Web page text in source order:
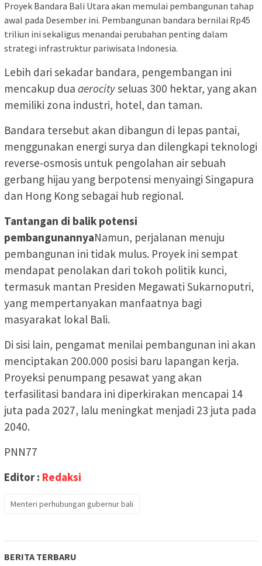
Proyek Bandara Bali Utara akan memulai pembangunan tahap
awal pada Desember ini. Pembangunan bandara bernilai Rp45
triliun ini sekaligus menandai perubahan penting dalam
strategi infrastruktur pariwisata Indonesia.
Lebih dari sekadar bandara, pengembangan ini
mencakup dua aerocityseluas 300 hektar, yang akan
memiliki zona industri, hotel, dan taman.
Bandara tersebut akan dibangun di lepas pantai,
menggunakan energi surya dan dilengkapi teknologi
reverse-osmosis untuk pengolahan air sebuah
gerbang hijau yang berpotensi menyaingi Singapura
dan Hong Kong sebagai hub regional.
Tantangan di balik potensi
pembangunannyaNamun, perjalanan menuju
pembangunan ini tidak mulus. Proyek ini sempat
mendapat penolakan dari tokoh politik kunci,
termasuk mantan Presiden Megawati Sukarnoputri,
yang mempertanyakan manfaatnya bagi
masyarakat lokal Bali.
Di sisi lain, pengamat menilai pembangunan ini akan
menciptakan 200.000 posisi baru lapangan kerja.
Proyeksi penumpang pesawat yang akan
terfasilitasi bandara ini diperkirakan mencapai 14
juta pada 2027, lalu meningkat menjadi 23 juta pada
2040.
PNN77
Editor : Redaksi
Menteri perhubungan gubernur bali
BERITA TERBARU